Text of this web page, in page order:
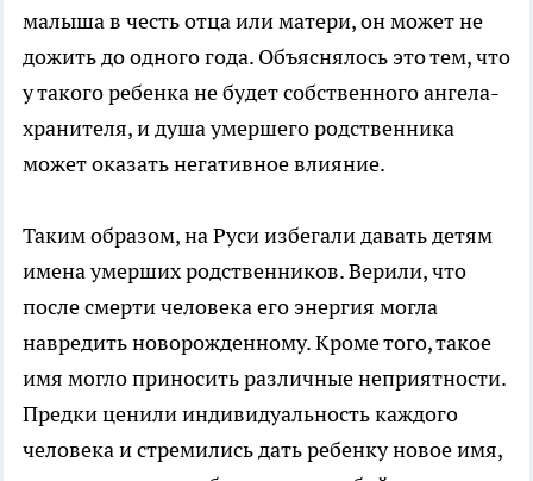
малыша в честь отца или матери, он может не
дожить до одного года. Объяснялось это тем, что
у такого ребенка не будет собственного ангела-
хранителя, и душа умершего родственника
может оказать негативное влияние.
Таким образом, на Руси избегали давать детям
имена умерших родственников. Верили, что
после смерти человека его энергия могла
навредить новорожденному. Кроме того, такое
имя могло приносить различные неприятности.
Предки ценили индивидуальность каждого
человека и стремились дать ребенку новое имя,